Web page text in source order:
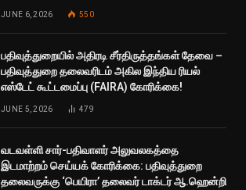
JUNE 6, 2026 550
பதிவுத்துறையில் அதிரடி சீர்திருத்தங்கள் தேவை –
பதிவுத்துறை தலைவரிடம் அகில இந்திய ரியல்
எஸ்டேட் கூட்டமைப்பு (FAIRA) கோரிக்கை!
JUNE 5, 2026 479
வடவள்ளி சார்-பதிவாளர் அலுவலகத்தை
இடமாற்றம் செய்யக் கோரிக்கை: பதிவுத்துறை
தலைவருக்கு ‘பெயிரா’ தலைவர் டாக்டர் ஆ.ஹென்றி